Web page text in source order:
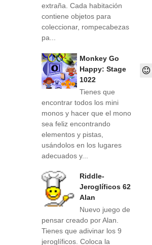
extraña. Cada habitación
contiene objetos para
coleccionar, rompecabezas
pa...
Monkey Go
Happy: Stage
1022
Tienes que
encontrar todos los mini
monos y hacer que el mono
sea feliz encontrando
elementos y pistas,
usándolos en los lugares
adecuados y...
Riddle-
Jeroglíficos 62
Alan
Nuevo juego de
pensar creado por Alan.
Tienes que adivinar los 9
jeroglíficos. Coloca la